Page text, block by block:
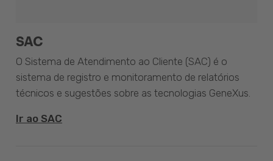
SAC
O Sistema de Atendimento ao Cliente (SAC) é o
sistema de registro e monitoramento de relatórios
técnicos e sugestões sobre as tecnologias GeneXus.
Ir ao SAC